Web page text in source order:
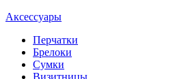
Аксессуары
Перчатки
Брелоки
Сумки
Визитницы